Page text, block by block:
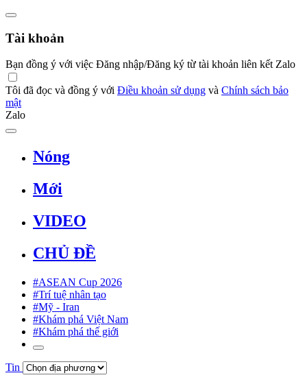
Tài khoản
Bạn đồng ý với việc Đăng nhập/Đăng ký từ tài khoản liên kết Zalo
Tôi đã đọc và đồng ý với Điều khoản sử dụng và Chính sách bảo
mật
Zalo
Nóng
Mới
VIDEO
CHỦ ĐỀ
#ASEAN Cup 2026
#Trí tuệ nhân tạo
#Mỹ - Iran
#Khám phá Việt Nam
#Khám phá thế giới
Tin